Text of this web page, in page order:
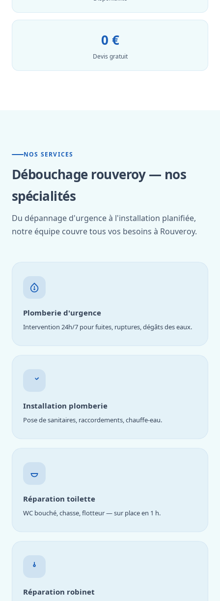
0 €
Devis gratuit
NOS SERVICES
Débouchage rouveroy — nos
spécialités
Du dépannage d'urgence à l'installation planifiée,
notre équipe couvre tous vos besoins à Rouveroy.
Plomberie d'urgence
Intervention 24h/7 pour fuites, ruptures, dégâts des eaux.
Installation plomberie
Pose de sanitaires, raccordements, chauffe-eau.
Réparation toilette
WC bouché, chasse, flotteur — sur place en 1 h.
Réparation robinet